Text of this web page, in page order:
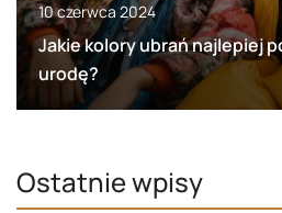
10 czerwca 2024
Jakie kolory ubrań najlepiej
urodę?
Ostatnie wpisy